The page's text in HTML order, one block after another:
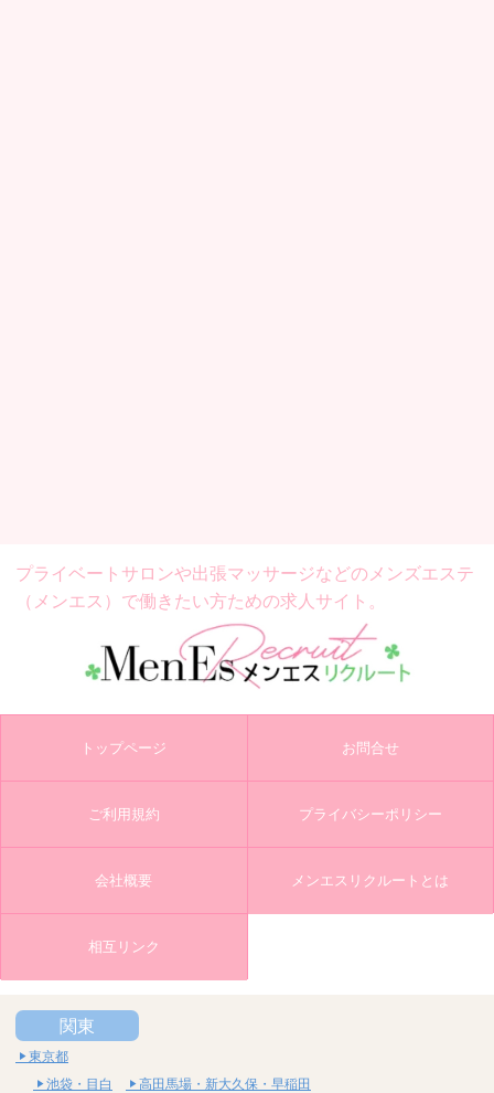
プライベートサロンや出張マッサージなどの メンズエステ
（メンエス）で働きたい方ための求人サイト。
トップページ お問合せ
ご利用規約 プライバシーポリシー
会社概要 メンエスリクルートとは
相互リンク
関東
東京都
池袋・目白
高田馬場・新大久保・早稲田